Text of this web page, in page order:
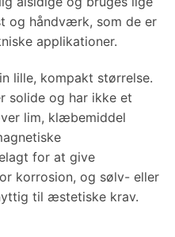
og håndværk, som de er
applikationer.
lille, kompakt størrelse.
solide og har ikke et
lim, klæbemiddel
for at give
korrosion, og sølv- eller
til æstetiske krav.